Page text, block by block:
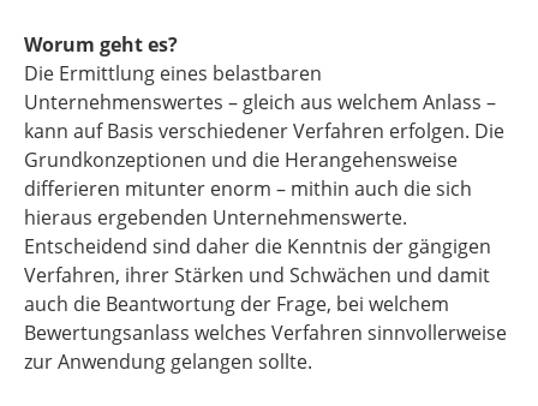
Worum geht es?
Die Ermittlung eines belastbaren
Unternehmenswertes – gleich aus welchem Anlass –
kann auf Basis verschiedener Verfahren erfolgen. Die
Grundkonzeptionen und die Herangehensweise
differieren mitunter enorm – mithin auch die sich
hieraus ergebenden Unternehmenswerte.
Entscheidend sind daher die Kenntnis der gängigen
Verfahren, ihrer Stärken und Schwächen und damit
auch die Beantwortung der Frage, bei welchem
Bewertungsanlass welches Verfahren sinnvollerweise
zur Anwendung gelangen sollte.